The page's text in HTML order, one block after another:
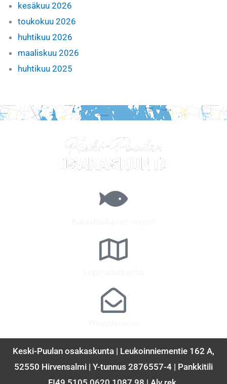
kesäkuu 2026
toukokuu 2026
huhtikuu 2026
maaliskuu 2026
huhtikuu 2025
Keski-Puulan osakaskunta | Leukoinniementie 162 A,
52550 Hirvensalmi | Y-tunnus 2876557-4 | Pankkitili